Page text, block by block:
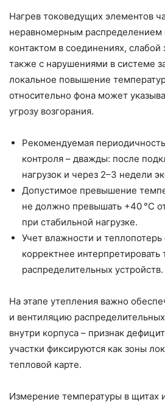
Нагрев токоведущих элементов
неравномерным распределением
контактом в соединениях,
также с нарушениями в системе
локальное повышение
относительно фона может
угрозу возгорания.
Рекомендуемая
контроля – дважды: после
нагрузок и через 2–3 недели
Допустимое превышение
не должно превышать +40 °C
при стабильной нагрузке.
Учет влажности и теплопотерь
корректнее интерпретировать
распределительных устройств.
На этапе утепления важно
и вентиляцию
внутри корпуса – признак
участки фиксируются как зоны
тепловой карте.
Измерение температуры в щитах